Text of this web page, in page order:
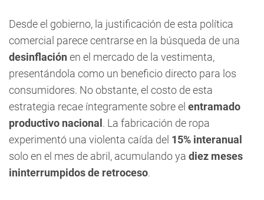
Desde el gobierno, la justificación de esta política
comercial parece centrarse en la búsqueda de una
desinflación en el mercado de la vestimenta,
presentándola como un beneficio directo para los
consumidores. No obstante, el costo de esta
estrategia recae íntegramente sobre el entramado
productivo nacional . La fabricación de ropa
experimentó una violenta caída del 15% interanual
solo en el mes de abril, acumulando ya diez meses
ininterrumpidos de retroceso.